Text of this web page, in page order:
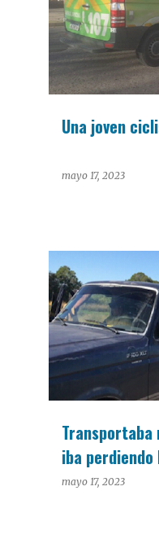
Una joven
mayo 17, 2023
iba
mayo 17, 2023
POLICIALES